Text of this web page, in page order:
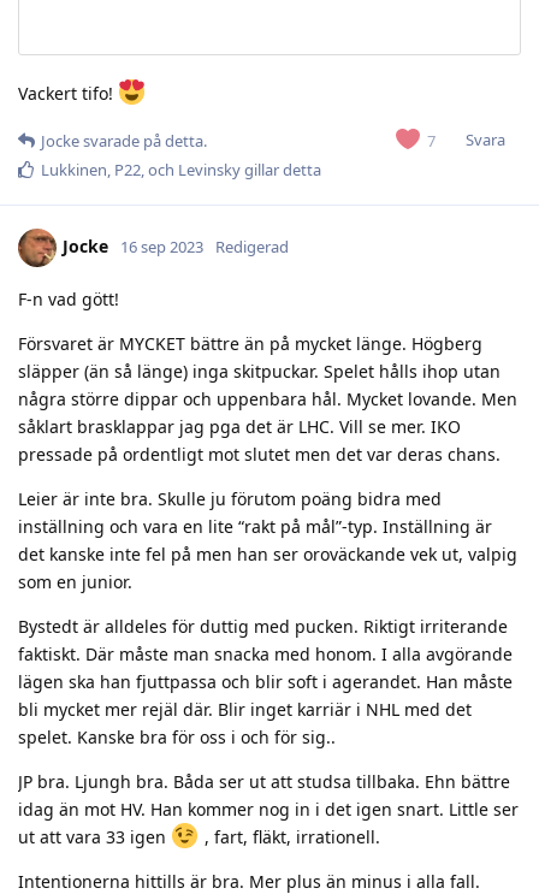
Vackert tifo!
7 Svara
Jockesvarade på detta.
Lukkinen, P22, och Levinskygillar detta
Jocke 16 sep 2023 Redigerad
F-n vad gött!
Försvaret är MYCKET bättre än på mycket länge. Högberg
släpper (än så länge) inga skitpuckar. Spelet hålls ihop utan
några större dippar och uppenbara hål. Mycket lovande. Men
såklart brasklappar jag pga det är LHC. Vill se mer. IKO
pressade på ordentligt mot slutet men det var deras chans.
Leier är inte bra. Skulle ju förutom poäng bidra med
inställning och vara en lite “rakt på mål”-typ. Inställning är
det kanske inte fel på men han ser oroväckande vek ut, valpig
som en junior.
Bystedt är alldeles för duttig med pucken. Riktigt irriterande
faktiskt. Där måste man snacka med honom. I alla avgörande
lägen ska han fjuttpassa och blir soft i agerandet. Han måste
bli mycket mer rejäl där. Blir inget karriär i NHL med det
spelet. Kanske bra för oss i och för sig..
JP bra. Ljungh bra. Båda ser ut att studsa tillbaka. Ehn bättre
idag än mot HV. Han kommer nog in i det igen snart. Little ser
ut att vara 33 igen
, fart, fläkt, irrationell.
Intentionerna hittills är bra. Mer plus än minus i alla fall.